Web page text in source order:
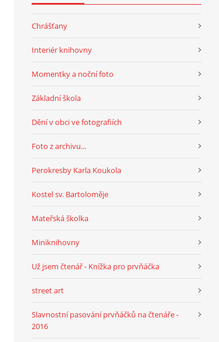
Chrášťany
Interiér knihovny
Momentky a noční foto
Základní škola
Dění v obci ve fotografiích
Foto z archivu...
Perokresby Karla Koukola
Kostel sv. Bartoloměje
Mateřská školka
Miniknihovny
Už jsem čtenář - Knížka pro prvňáčka
street art
Slavnostní pasování prvňáčků na čtenáře -
2016